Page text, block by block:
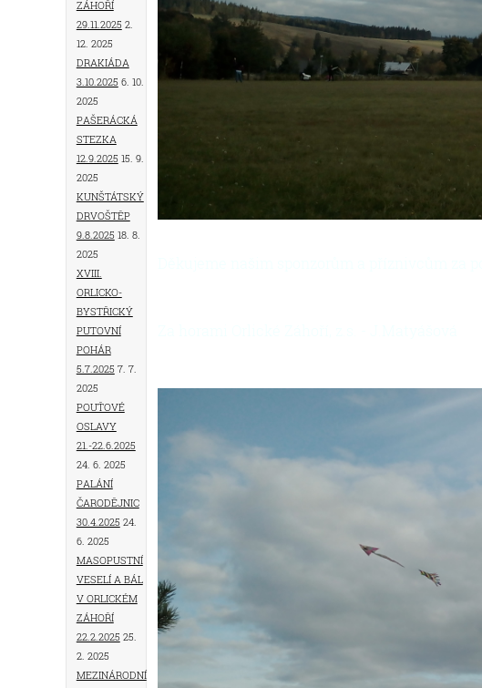
29.11.20252.
12. 2025
Drakiáda
3.10.20256. 10.
2025
Pašerácká
stezka
12.9.202515. 9.
2025
Kunštátský
drvoštěp
9.8.202518. 8.
2025
XVIII.
Orlicko-
Bystřický
putovní
pohár
5.7.20257. 7.
2025
Pouťové
oslavy
21.-22.6.2025
24. 6. 2025
Palání
čarodějnic
30.4.202524.
6. 2025
Masopustní
veselí a bál
v Orlickém
Záhoří
22.2.202525.
2. 2025
Mezinárodní